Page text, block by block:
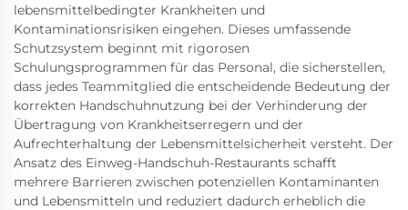
lebensmittelbedingter Krankheiten und
Kontaminationsrisiken eingehen. Dieses umfassende
Schutzsystem beginnt mit rigorosen
Schulungsprogrammen für das Personal, die sicherstellen,
dass jedes Teammitglied die entscheidende Bedeutung der
korrekten Handschuhnutzung bei der Verhinderung der
Übertragung von Krankheitserregern und der
Aufrechterhaltung der Lebensmittelsicherheit versteht. Der
Ansatz des Einweg-Handschuh-Restaurants schafft
mehrere Barrieren zwischen potenziellen Kontaminanten
und Lebensmitteln und reduziert dadurch erheblich die